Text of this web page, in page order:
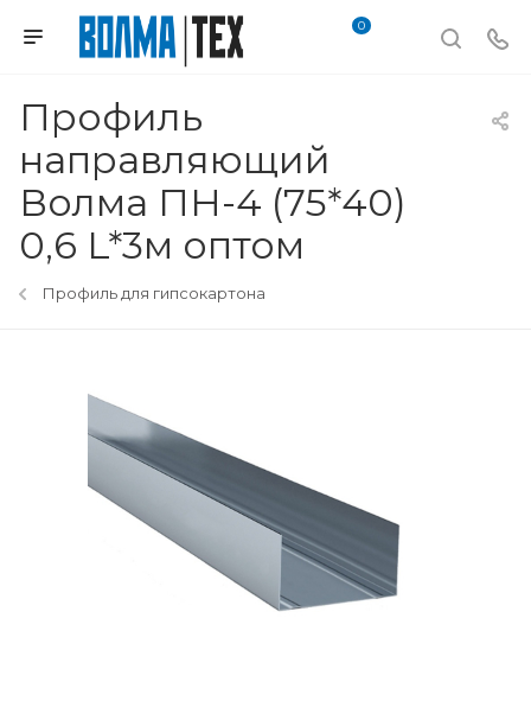
0
Профиль
направляющий
Волма ПН-4 (75*40)
0,6 L*3м оптом
Профиль для гипсокартона